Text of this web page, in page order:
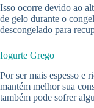
Isso ocorre devido ao
de gelo durante o
descongelado para
Iogurte Grego
Por ser mais espesso e
mantém melhor sua
também pode sofrer